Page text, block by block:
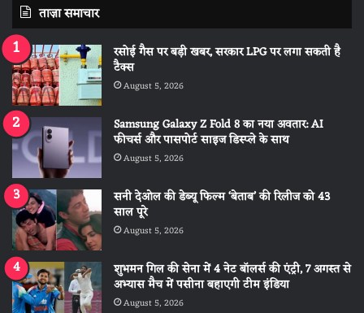
ताज़ा समाचार
रसोई गैस पर बड़ी खबर, सरकार LPG पर लगा सकती है
टैक्स
August 5, 2026
Samsung Galaxy Z Fold 8 का नया अवतार: AI
फीचर्स और पासपोर्ट साइज डिस्प्ले के साथ
August 5, 2026
सनी देओल की डेब्यू फिल्म ‘बेताब’ की रिलीज को 43
साल पूरे
August 5, 2026
शुभमन गिल की सेना में 4 नेट बॉलर्स की एंट्री, 7 अगस्त से
अभ्यास मैच में पसीना बहाएगी टीम इंडिया
August 5, 2026